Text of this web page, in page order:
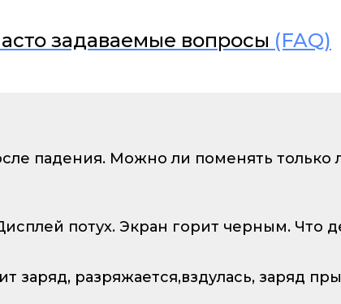
задаваемые вопросы (FAQ)
падения. Можно ли поменять только
потух. Экран горит черным. Что
заряд, разряжается,вздулась, заряд